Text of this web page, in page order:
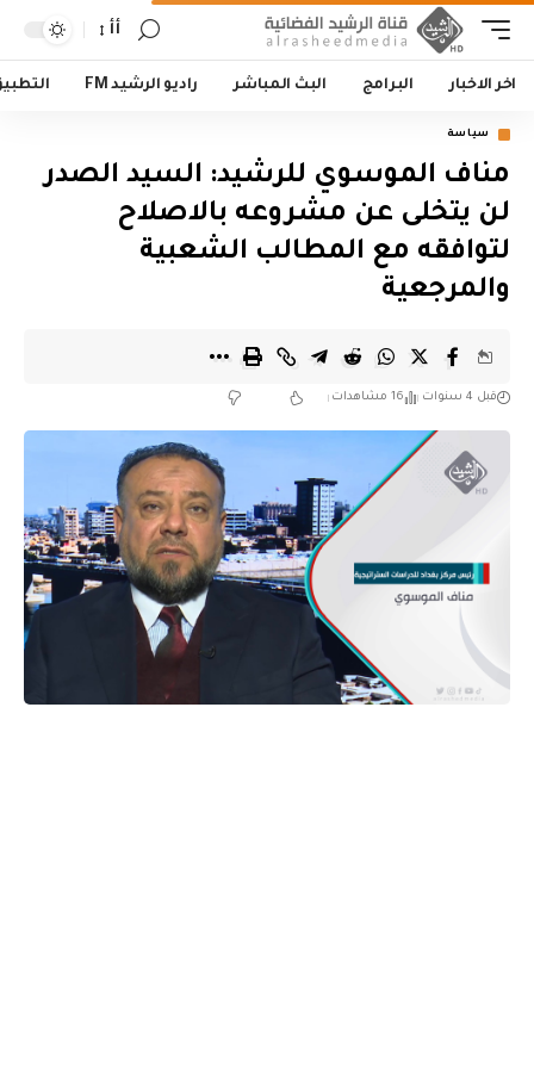
أأ
اخر الاخبار البرامج البث المباشر راديو الرشيد FM
سياسة
مناف الموسوي للرشيد: السيد الصدر
لن يتخلى عن مشروعه بالاصلاح
لتوافقه مع المطالب الشعبية
والمرجعية
قبل 4 سنوات 16 مشاهدات